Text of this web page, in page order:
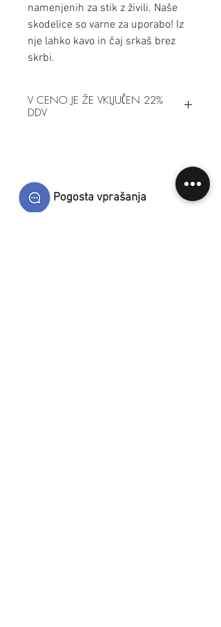
namenjenih za stik z živili. Naše
skodelice so varne za uporabo! Iz
nje lahko kavo in čaj srkaš brez
skrbi.
V CENO JE ŽE VKLJUČEN 22%
DDV
Pogosta vprašanja